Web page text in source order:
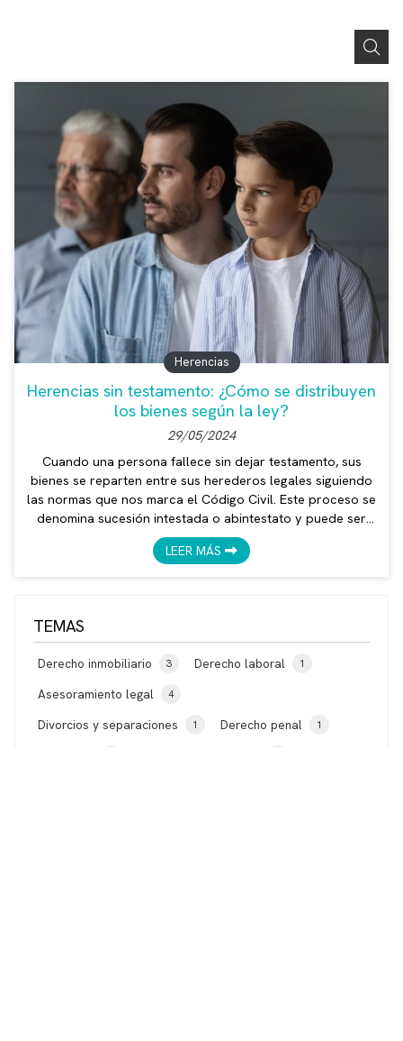
TEMAS
Derecho inmobiliario 3 Derecho laboral 1
Asesoramiento legal 4
Divorcios y separaciones 1 Derecho penal 1
Herencias sin testamento: ¿Cómo se distribuyen
los bienes según la ley?
29/05/2024
Herencias
Cuando una persona fallece sin dejar testamento, sus
bienes se reparten entre sus herederos legales siguiendo
las normas que nos marca el Código Civil. Este proceso se
denomina sucesión intestada o abintestato y puede ser
más complejo y costoso que si hubiera un testamento. De
todo lo que implica le hablamos en este artículo desde el
LEER MÁS